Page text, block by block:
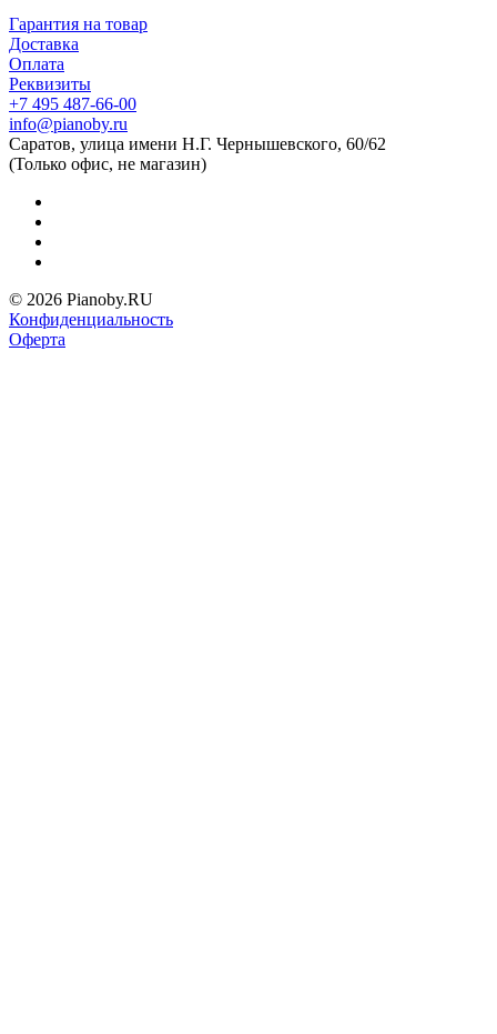
Гарантия на товар
Доставка
Оплата
Реквизиты
+7 495 487-66-00
info@pianoby.ru
Саратов, улица имени Н.Г. Чернышевского, 60/62
(Только офис, не магазин)
© 2026 Pianoby.RU
Конфиденциальность
Оферта